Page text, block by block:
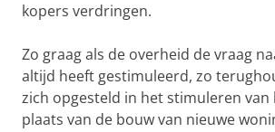
kopers verdringen.
Zo graag als de overheid de vraag
altijd heeft gestimuleerd, zo
zich opgesteld in het stimuleren van
plaats van de bouw van nieuwe